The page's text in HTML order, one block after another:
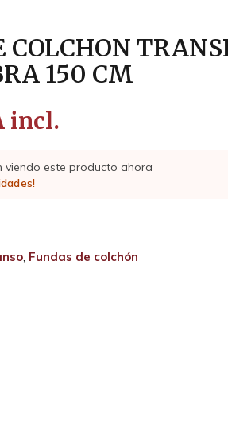
COLCHON
150 CM
incl.
viendo este producto ahora
, Fundas de colchón